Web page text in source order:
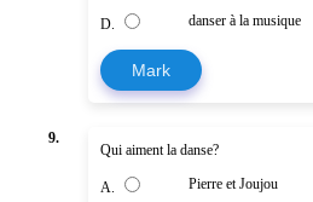
D. danser à la musique
Mark
9.
Qui aiment la danse?
A. Pierre et Joujou